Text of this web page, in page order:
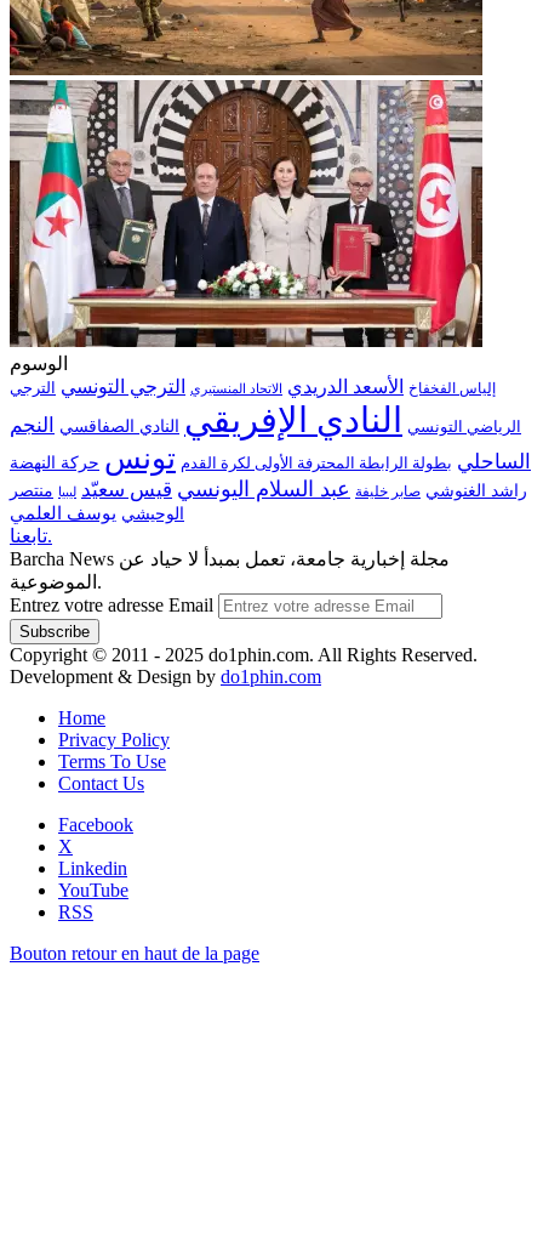
الوسوم
إلياس الفخفاخ الأسعد الدريدي الاتحاد المنستيري الترجي التونسي الترجي
الرياضي التونسي النادي الإفريقي النادي الصفاقسي
النجم
الساحلي بطولة الرابطة المحترفة الأولى لكرة القدم تونس حركة النهضة
راشد الغنوشي صابر خليفة عبد السلام اليونسي قيس سعيّد ليبيا
منتصر
الوحيشي يوسف العلمي
تابعنا.
Barcha News مجلة إخبارية جامعة، تعمل بمبدأ لا حياد عن
الموضوعية.
Entrez votre adresse Email
Copyright © 2011 - 2025 do1phin.com. All Rights Reserved.
Development & Design by do1phin.com
Home
Privacy Policy
Terms To Use
Contact Us
Facebook
X
Linkedin
YouTube
RSS
Bouton retour en haut de la page